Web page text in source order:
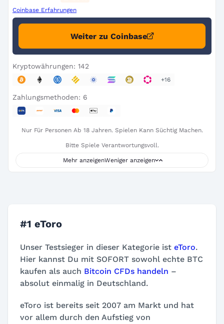
Coinbase Erfahrungen
Weiter zu Coinbase
Kryptowährungen: 142
+16
Zahlungsmethoden: 6
Nur Für Personen Ab 18 Jahren. Spielen Kann Süchtig Machen.
Bitte Spiele Verantwortungsvoll.
Mehr anzeigenWeniger anzeigen
#1 eToro
Unser Testsieger in dieser Kategorie ist eToro.
Hier kannst Du mit SOFORT sowohl echte BTC
kaufen als auch Bitcoin CFDs handeln –
absolut einmalig in Deutschland.
eToro ist bereits seit 2007 am Markt und hat
vor allem durch den Aufstieg von